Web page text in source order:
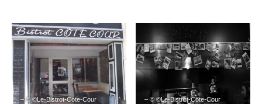
– © ©Le-Bistrot-Cote-Cour – © ©Le-Bistrot-Cote-Cour